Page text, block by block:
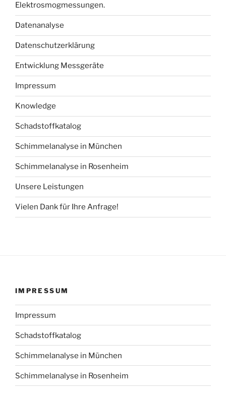
Elektrosmogmessungen.
Datenanalyse
Datenschutzerklärung
Entwicklung Messgeräte
Impressum
Knowledge
Schadstoffkatalog
Schimmelanalyse in München
Schimmelanalyse in Rosenheim
Unsere Leistungen
Vielen Dank für Ihre Anfrage!
IMPRESSUM
Impressum
Schadstoffkatalog
Schimmelanalyse in München
Schimmelanalyse in Rosenheim